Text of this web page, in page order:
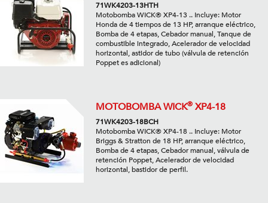
71WK4203-13HTH
Motobomba WICK® XP4-13 .. Incluye: Motor
Honda de 4 tiempos de 13 HP, arranque eléctrico,
Bomba de 4 etapas, Cebador manual, Tanque de
combustible integrado, Acelerador de velocidad
horizontal, astidor de tubo (válvula de retención
Poppet es adicional)
MOTOBOMBA WICK® XP4-18
71WK4203-18BCH
Motobomba WICK® XP4-18 .. Incluye: Motor
Briggs & Stratton de 18 HP, arranque eléctrico,
Bomba de 4 etapas, Cebador manual, válvula de
retención Poppet, Acelerador de velocidad
horizontal, bastidor de perfil.